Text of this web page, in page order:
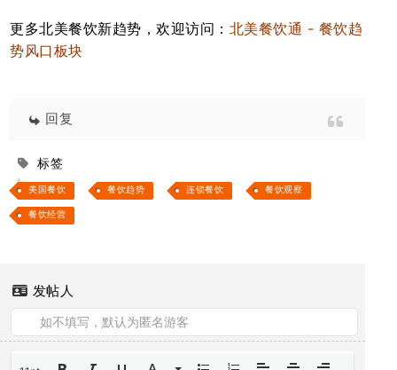
更多北美餐饮新趋势，欢迎访问： 北美餐饮通 - 餐饮趋
势风口板块
回复
标签
美国餐饮 餐饮趋势 连锁餐饮 餐饮观察
餐饮经营
发帖人